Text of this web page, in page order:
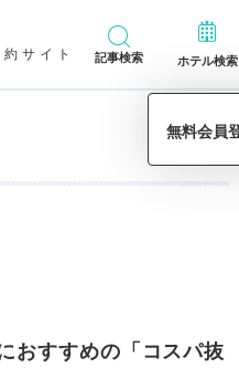
サイト
記事検索 ホテル検索
おすすめの「コスパ抜